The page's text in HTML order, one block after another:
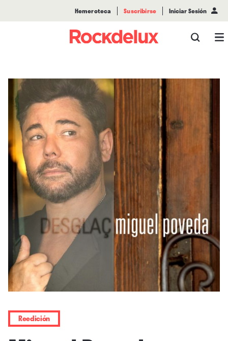
Hemeroteca Suscribirse Iniciar Sesión
Reedición